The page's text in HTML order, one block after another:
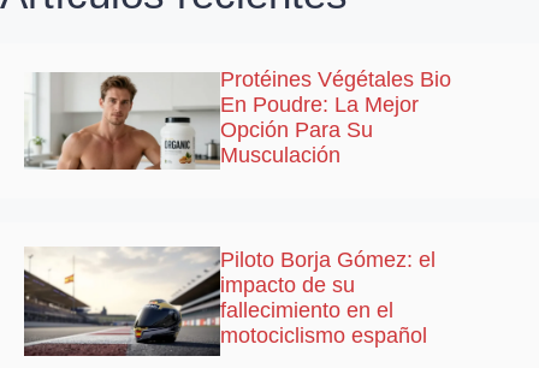
Protéines Végétales Bio
En Poudre: La Mejor
Opción Para Su
Musculación
Piloto Borja Gómez: el
impacto de su
fallecimiento en el
motociclismo español